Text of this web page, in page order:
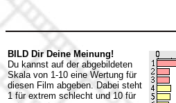
BILD Dir Deine Meinung!
Du kannst auf der abgebildeten
Skala von 1-10 eine Wertung für
diesen Film abgeben. Dabei steht
1 für extrem schlecht und 10 für